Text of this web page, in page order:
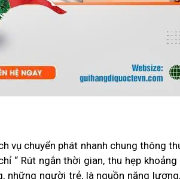
vụ chuyển phát nhanh chung thông
Rút ngắn thời gian, thu hẹp
người trẻ, là nguồn năng